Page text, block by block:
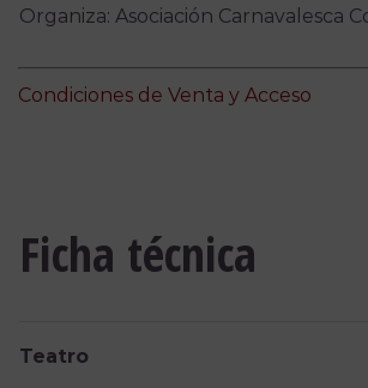
Organiza: Asociación Carnavalesca
Condiciones de Venta y Acceso
Ficha técnica
Teatro